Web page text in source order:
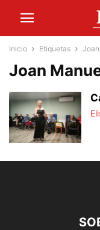
Inicio Etiquetas
Joan